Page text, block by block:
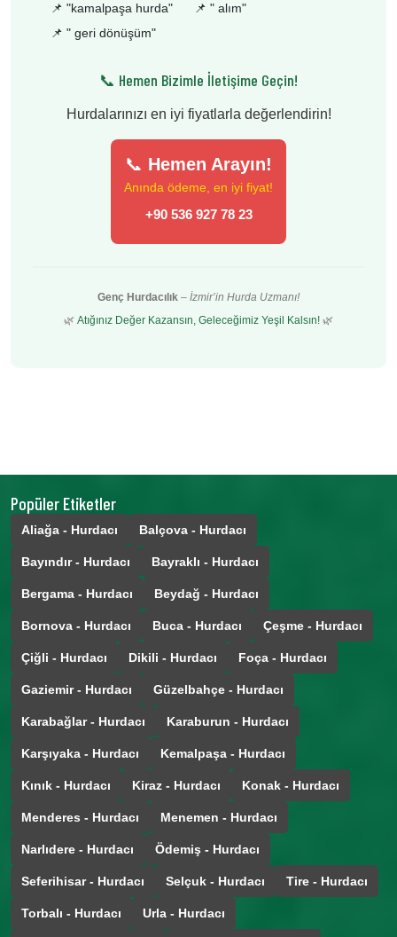
📌 "kamalpaşa hurda" 📌 " alım"
📌 " geri dönüşüm"
📞 Hemen Bizimle İletişime Geçin!
Hurdalarınızı en iyi fiyatlarla değerlendirin!
📞 Hemen Arayın!
Anında ödeme, en iyi fiyat!
+90 536 927 78 23
Genç Hurdacılık – İzmir’in Hurda Uzmanı!
🌿 Atığınız Değer Kazansın, Geleceğimiz Yeşil Kalsın! 🌿
Popüler Etiketler
Aliağa - Hurdacı Balçova - Hurdacı
Bayındır - Hurdacı Bayraklı - Hurdacı
Bergama - Hurdacı Beydağ - Hurdacı
Bornova - Hurdacı Buca - Hurdacı Çeşme - Hurdacı
Çiğli - Hurdacı Dikili - Hurdacı Foça - Hurdacı
Gaziemir - Hurdacı Güzelbahçe - Hurdacı
Karabağlar - Hurdacı Karaburun - Hurdacı
Karşıyaka - Hurdacı Kemalpaşa - Hurdacı
Kınık - Hurdacı Kiraz - Hurdacı Konak - Hurdacı
Menderes - Hurdacı Menemen - Hurdacı
Narlıdere - Hurdacı Ödemiş - Hurdacı
Seferihisar - Hurdacı Selçuk - Hurdacı Tire - Hurdacı
Torbalı - Hurdacı Urla - Hurdacı